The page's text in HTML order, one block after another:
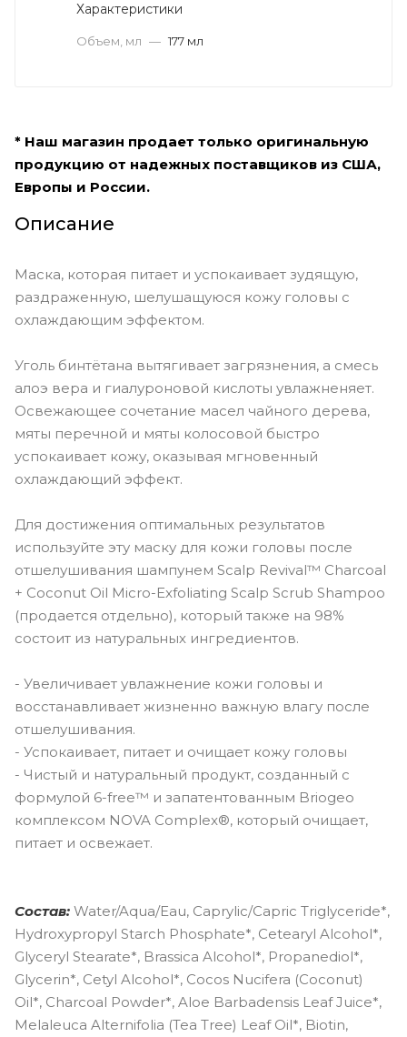
Характеристики
Объем, мл — 177 мл
* Наш магазин продает только оригинальную
продукцию от надежных поставщиков из США,
Европы и России.
Описание
Маска, которая питает и успокаивает зудящую,
раздраженную, шелушащуюся кожу головы с
охлаждающим эффектом.
Уголь бинтётана вытягивает загрязнения, а смесь
алоэ вера и гиалуроновой кислоты увлажненяет.
Освежающее сочетание масел чайного дерева,
мяты перечной и мяты колосовой быстро
успокаивает кожу, оказывая мгновенный
охлаждающий эффект.
Для достижения оптимальных результатов
используйте эту маску для кожи головы после
отшелушивания шампунем Scalp Revival™ Charcoal
+ Coconut Oil Micro-Exfoliating Scalp Scrub Shampoo
(продается отдельно), который также на 98%
состоит из натуральных ингредиентов.
- Увеличивает увлажнение кожи головы и
восстанавливает жизненно важную влагу после
отшелушивания.
- Успокаивает, питает и очищает кожу головы
- Чистый и натуральный продукт, созданный с
формулой 6-free™ и запатентованным Briogeo
комплексом NOVA Complex®, который очищает,
питает и освежает.
Состав: Water/Aqua/Eau, Caprylic/Capric Triglyceride*,
Hydroxypropyl Starch Phosphate*, Cetearyl Alcohol*,
Glyceryl Stearate*, Brassica Alcohol*, Propanediol*,
Glycerin*, Cetyl Alcohol*, Cocos Nucifera (Coconut)
Oil*, Charcoal Powder*, Aloe Barbadensis Leaf Juice*,
Melaleuca Alternifolia (Tea Tree) Leaf Oil*, Biotin,